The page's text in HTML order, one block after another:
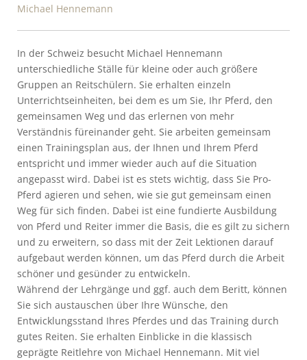
Michael Hennemann
In der Schweiz besucht Michael Hennemann
unterschiedliche Ställe für kleine oder auch größere
Gruppen an Reitschülern. Sie erhalten einzeln
Unterrichtseinheiten, bei dem es um Sie, Ihr Pferd, den
gemeinsamen Weg und das erlernen von mehr
Verständnis füreinander geht. Sie arbeiten gemeinsam
einen Trainingsplan aus, der Ihnen und Ihrem Pferd
entspricht und immer wieder auch auf die Situation
angepasst wird. Dabei ist es stets wichtig, dass Sie Pro-
Pferd agieren und sehen, wie sie gut gemeinsam einen
Weg für sich finden. Dabei ist eine fundierte Ausbildung
von Pferd und Reiter immer die Basis, die es gilt zu sichern
und zu erweitern, so dass mit der Zeit Lektionen darauf
aufgebaut werden können, um das Pferd durch die Arbeit
schöner und gesünder zu entwickeln.
Während der Lehrgänge und ggf. auch dem Beritt, können
Sie sich austauschen über Ihre Wünsche, den
Entwicklungsstand Ihres Pferdes und das Training durch
gutes Reiten. Sie erhalten Einblicke in die klassisch
geprägte Reitlehre von Michael Hennemann. Mit viel